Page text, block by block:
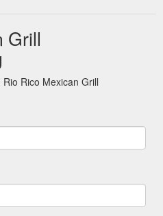
Grill
Rico Mexican Grill